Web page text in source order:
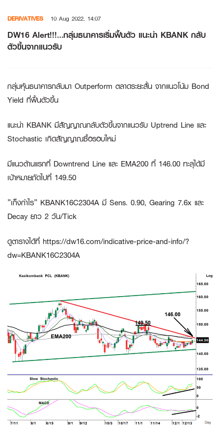
content
DERIVATIVES 10 Aug 2022, 14:07
DW16 Alert!!!…กลุ่มธนาคารเริ่มฟื้นตัว แนะนำ KBANK กลับ
ตัวขึ้นจากแนวรับ
กลุ่มหุ้นธนาคารกลับมา Outperform ตลาดระยะสั้น จากแนวโน้ม Bond
Yield ที่ฟื้นตัวขึ้น
แนะนำ KBANK มีสัญญาณกลับตัวขึ้นจากแนวรับ Uptrend Line และ
Stochastic เกิดสัญญาณซื้อรอบใหม่
มีแนวต้านแรกที่ Downtrend Line และ EMA200 ที่ 146.00 ทะลุได้มี
เป้าหมายถัดไปที่ 149.50
”เก็งกำไร” KBANK16C2304A มี Sens. 0.90, Gearing 7.6x และ
Decay ยาว 2 วัน/Tick
ดูตารางได้ที่ https://dw16.com/indicative-price-and-info/?
dw=KBANK16C2304A